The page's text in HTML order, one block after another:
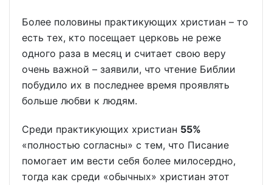
Более половины практикующих христиан – то
есть тех, кто посещает церковь не реже
одного раза в месяц и считает свою веру
очень важной – заявили, что чтение Библии
побудило их в последнее время проявлять
больше любви к людям.
Среди практикующих христиан 55%
«полностью согласны» с тем, что Писание
помогает им вести себя более милосердно,
тогда как среди «обычных» христиан этот